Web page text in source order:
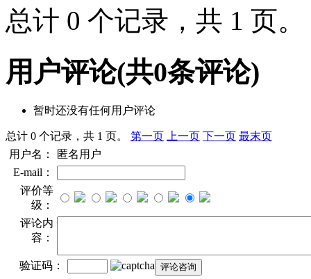
总计 0 个记录，共 1 页。
用户评论(共0条评论)
暂时还没有任何用户评论
总计 0 个记录，共 1 页。 第一页 上一页 下一页 最末页
用户名：
匿名用户
E-mail：
评价等
级：
评论内
容：
验证码：